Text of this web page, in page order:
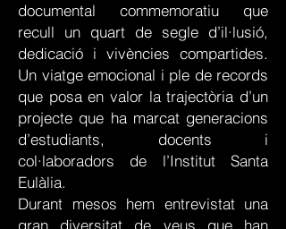
documental commemoratiu que
recull un quart de segle d’il·lusió,
dedicació i vivències compartides.
Un viatge emocional i ple de records
que posa en valor la trajectòria d’un
projecte que ha marcat generacions
d’estudiants, docents i
col·laboradors de l’Institut Santa
Eulàlia.
Durant mesos hem entrevistat una
gran diversitat de veus que han